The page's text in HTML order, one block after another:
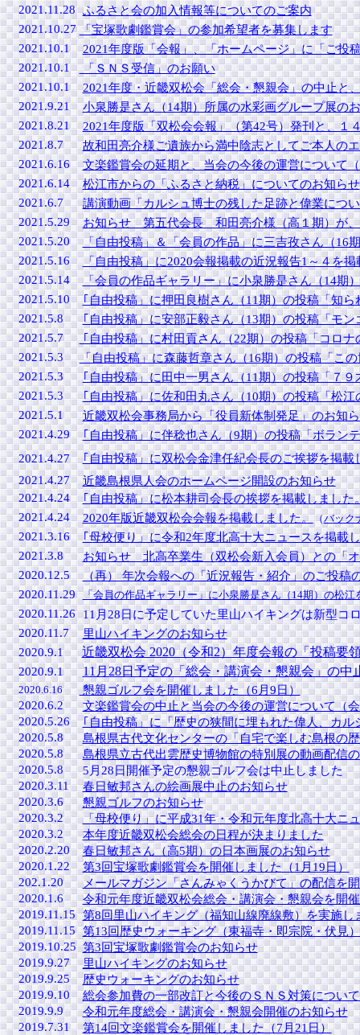
2021.11.28 ふるさと会の加入情報等についてのご案内
2021.10.27 「宝塚歌劇鑑賞会」の参加希望者を募集します
2021.10.1
2021年度版「会報」、「ホームページ」に「ご投
2021.10.1
「ＳＮＳ受信」のお願い
2021.10.1
2021年度・近畿双松会「総会・懇親会」の中止と
2021.9.21
小泉勝是さん（14期）所属の水彩画グループ展の
2021.8.21
2021年度版「双松会会報」（第42号）発刊と、１
2021.8.7
故和田亮介様ご遺族から満中陰志としてご本人の
2021.6.16
文楽鑑賞会の延期と、当会の今後の運営について
2021.6.14
松江市からの「ふるさと納税」についてのお知らせ
2021.6.7
講演動画「カルシュ博士の残した足跡と偉業につ
2021.5.29
お知らせ 第五代会長 和田亮介様（高１期）が、
2021.5.20
「自由投稿」＆「会員の作品」に三吉孜さん（16
2021.5.16
「自由投稿」に2020会報掲載の近況報告1～４を掲
2021.5.14
「会員の作品ギャラリー」に小泉勝是さん（14期
2021.5.10
｢自由投稿」に押田良樹さん（11期）の投稿「知
2021.5.8
｢自由投稿」に安部正毅さん（13期）の投稿「モ
2021.5.7
｢自由投稿」に村田貢さん（22期）の投稿「コロ
2021.5.3
「自由投稿」に森藤哲章さん（16期）の投稿「こ
2021.5.3
｢自由投稿」に田中一男さん（11期）の投稿「７
2021.5.3
｢自由投稿」に佐和田丸さん（10期）の投稿「松
2021.5.1
近畿双松会事務局から「役員新体制発足」のお知
2021.4.29
｢自由投稿」に伴稔也さん（9期）の投稿「ボラン
2021.4.27
｢自由投稿」に双松会金津任紀会長のご挨拶を掲載
2021.4.27
近畿島根県人会のホームページ開設のお知らせ
2021.4.24
｢自由投稿」に松本耕司会長の挨拶を掲載しました
2021.4.24
2020年版近畿双松会会報を掲載しました。（バック
2021.3.16
｢母校便り」に令和2年度北高十大ニュースを掲載
2021.3.8
お知らせ 北高卒業生（双松会新入会員）との「
2020.12.5
（再） 年次会報への「近況報告・紹介」のご投稿
2020.11.29
「会員の作品ギャラリー」に小泉勝是さん（14期）の松
2020.11.26 11月28日に予定していた里山ハイキングは新型コ
2020.11.7
里山ハイキングのお知らせ
2020.9.1
近畿双松会 2020（令和2）年度会報の「投稿要
2020.9.1 11月28日予定の「総会・講演会・懇親会」の中
2020.6.16
懇親ゴルフ会を開催しました（6月9日）
2020.6.2
文楽鑑賞会の中止と当会の今後の運営について（
2020.5.26
｢自由投稿」に「歴史の狭間に埋もれた偉人、カル
2020.5.8
島根県古代文化センターの「自宅で楽しむ島根の
2020.5.8
島根県立古代出雲歴史博物館の特別展の動画配信
2020.5.8
5月28日開催予定の懇親ゴルフ会は中止しました
2020.3.11
春日敏邦さんの絵画展中止のお知らせ
2020.3.6
懇親ゴルフのお知らせ
2020.3.2
「母校便り」に平成31年・令和元年度北高十大ニ
2020.3.2
本年度近畿双松会総会の日程が決まりました
2020.2.20
春日敏邦さん（高5期）の日本画展のお知らせ
2020.1.22
第3回宝塚歌劇鑑賞会を開催しました（1月19日）
202.1.20
メールマガジン「さんみゃくうかびて」の配信を
2020.1.6
令和元年度近畿双松会総会・講演会・懇親会を開
2019.11.15 第8回里山ハイキング（福知山線廃線敷）を実施し
2019.11.15 第13回歴史ウォーキング（東福寺・即宗院・伏見
2019.10.25 第3回宝塚歌劇鑑賞会のお知らせ
2019.9.27
里山ハイキングのお知らせ
2019.9.25
歴史ウォーキングのお知らせ
2019.9.10
総会参加費の一部改訂と今後のＳＮＳ対策につい
2019.9.9
令和元年度総会・講演会・懇親会開催のお知らせ
2019.7.31
第14回文楽鑑賞会を開催しました（7月21日）